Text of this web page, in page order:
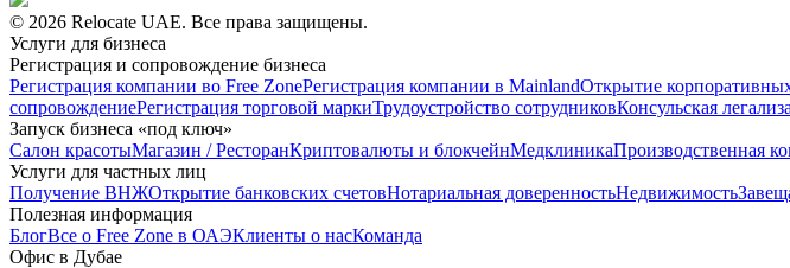
© 2026 Relocate UAE. Все права защищены.
Услуги для бизнеса
Регистрация и сопровождение бизнеса
Регистрация компании во Free ZoneРегистрация компании в MainlandОткрытие
сопровождениеРегистрация торговой маркиТрудоустройство сотрудниковКонсульская
Запуск бизнеса «под ключ»
Салон красотыМагазин / РесторанКриптовалюты и блокчейнМедклиникаПроизводственная
Услуги для частных лиц
Получение ВНЖОткрытие банковских счетовНотариальная доверенностьНедвижимость
Полезная информация
БлогВсе о Free Zone в ОАЭКлиенты о насКоманда
Офис в Дубае